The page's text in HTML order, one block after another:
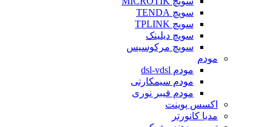
سویچ TENDA
سویچ TPLINK
سویچ دیلینک
سویچ مرکوسیس
مودم
مودم dsl-vdsl
مودم سیمکارتی
مودم فیبر نوری
اکسس پوینت
مدیا کانورتر